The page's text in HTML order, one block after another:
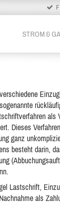
STROM &
als
Dieses
ganz
besteht darin,
Lastschrift,
als